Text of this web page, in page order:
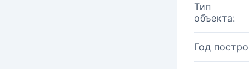
Тип
объекта:
Год